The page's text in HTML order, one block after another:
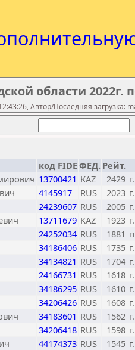
области
Автор/Последняя загрузка:
код FIDEФЕД. Рейт.
13700421 KAZ 2429
4145917 RUS 2023
24239607 RUS 2005
13711679 KAZ 1923
24252034 RUS 1881
34186406 RUS 1735
34134821 RUS 1704
24166731 RUS 1618
34186295 RUS 1610
34206426 RUS 1608
34183601 RUS 1562
34206418 RUS 1598
44174373 RUS 1545